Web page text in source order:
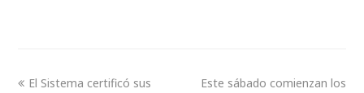
El Sistema certificó sus
Este sábado comienzan los